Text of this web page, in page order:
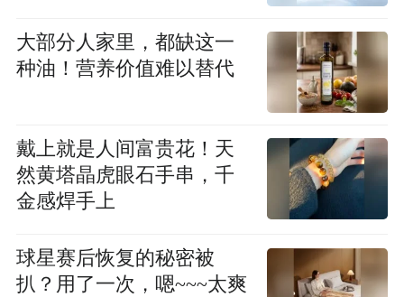
大部分人家里，都缺这一
种油！营养价值难以替代
戴上就是人间富贵花！天
然黄塔晶虎眼石手串，千
金感焊手上
球星赛后恢复的秘密被
扒？用了一次，嗯~~~太爽